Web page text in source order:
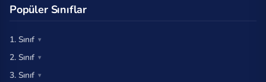
Popüler Sınıflar
1. Sınıf
2. Sınıf
3. Sınıf